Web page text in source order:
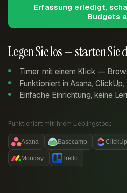
Legen Sie los — starten Sie
Timer mit einem Klick —
Funktioniert in Asana,
Einfache Einrichtung, keine
Funktioniert mit Ihrem Lieblingstool:
Asana Basecamp ClickUp
Monday Trello
Erfassung erledigt,
Budgets